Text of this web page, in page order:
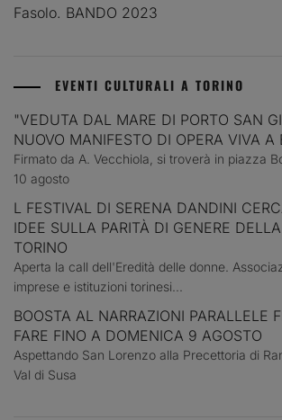
Fasolo. BANDO 2023
EVENTI CULTURALI A TORINO
"VEDUTA DAL MARE DI PORTO SAN
NUOVO MANIFESTO DI OPERA VIVA A
Firmato da A. Vecchiola, si troverà in piazza
10 agosto
L FESTIVAL DI SERENA DANDINI
IDEE SULLA PARITÀ DI GENERE
TORINO
Aperta la call dell'Eredità delle donne.
imprese e istituzioni torinesi...
BOOSTA AL NARRAZIONI PARALLELE
FARE FINO A DOMENICA 9 AGOSTO
Aspettando San Lorenzo alla Precettoria di
Val di Susa